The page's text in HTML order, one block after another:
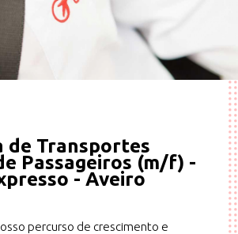
de Transportes
Passageiros (m/f) -
- Aveiro
percurso de crescimento e